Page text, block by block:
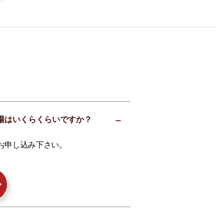
はいくらくらいですか？
し込み下さい。